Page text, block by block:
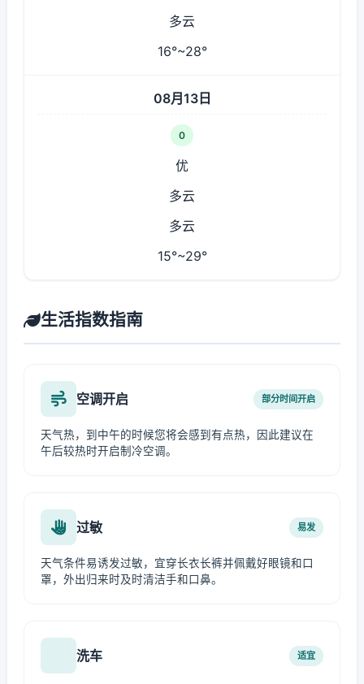
多云
16°~28°
08月13日
0
优
多云
多云
15°~29°
生活指数指南
空调开启 部分时间开启
天气热，到中午的时候您将会感到有点热，因此建议在
午后较热时开启制冷空调。
过敏 易发
天气条件易诱发过敏，宜穿长衣长裤并佩戴好眼镜和口
罩，外出归来时及时清洁手和口鼻。
洗车 适宜